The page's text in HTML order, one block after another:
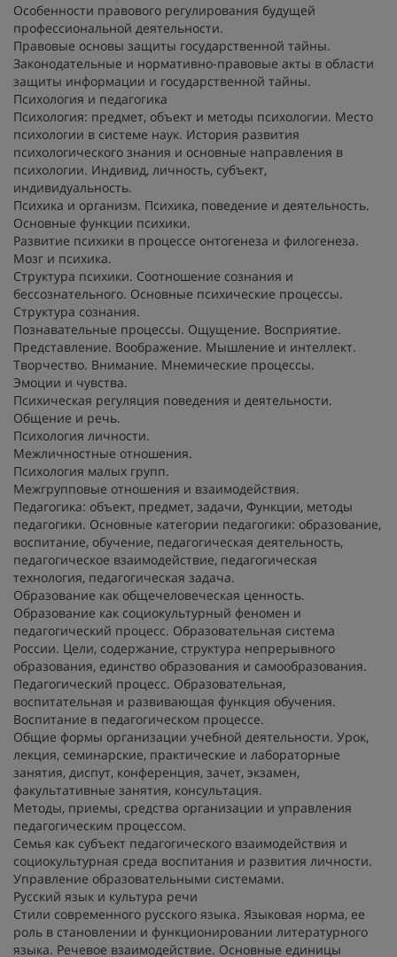
Особенности правового регулирования будущей
профессиональной деятельности.
Правовые основы защиты государственной тайны.
Законодательные и нормативно-правовые акты в области
защиты информации и государственной тайны.
Психология и педагогика
Психология: предмет, объект и методы психологии. Место
психологии в системе наук. История развития
психологического знания и основные направления в
психологии. Индивид, личность, субъект,
индивидуальность.
Психика и организм. Психика, поведение и деятельность.
Основные функции психики.
Развитие психики в процессе онтогенеза и филогенеза.
Мозг и психика.
Структура психики. Соотношение сознания и
бессознательного. Основные психические процессы.
Структура сознания.
Познавательные процессы. Ощущение. Восприятие.
Представление. Воображение. Мышление и интеллект.
Творчество. Внимание. Мнемические процессы.
Эмоции и чувства.
Психическая регуляция поведения и деятельности.
Общение и речь.
Психология личности.
Межличностные отношения.
Психология малых групп.
Межгрупповые отношения и взаимодействия.
Педагогика: объект, предмет, задачи, Функции, методы
педагогики. Основные категории педагогики: образование,
воспитание, обучение, педагогическая деятельность,
педагогическое взаимодействие, педагогическая
технология, педагогическая задача.
Образование как общечеловеческая ценность.
Образование как социокультурный феномен и
педагогический процесс. Образовательная система
России. Цели, содержание, структура непрерывного
образования, единство образования и самообразования.
Педагогический процесс. Образовательная,
воспитательная и развивающая функция обучения.
Воспитание в педагогическом процессе.
Общие формы организации учебной деятельности. Урок,
лекция, семинарские, практические и лабораторные
занятия, диспут, конференция, зачет, экзамен,
факультативные занятия, консультация.
Методы, приемы, средства организации и управления
педагогическим процессом.
Семья как субъект педагогического взаимодействия и
социокультурная среда воспитания и развития личности.
Управление образовательными системами.
Русский язык и культура речи
Стили современного русского языка. Языковая норма, ее
роль в становлении и функционировании литературного
языка. Речевое взаимодействие. Основные единицы